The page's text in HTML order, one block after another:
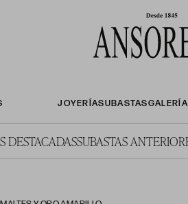
JOYERÍASUBASTASGALERÍA
DESTACADASSUBASTAS